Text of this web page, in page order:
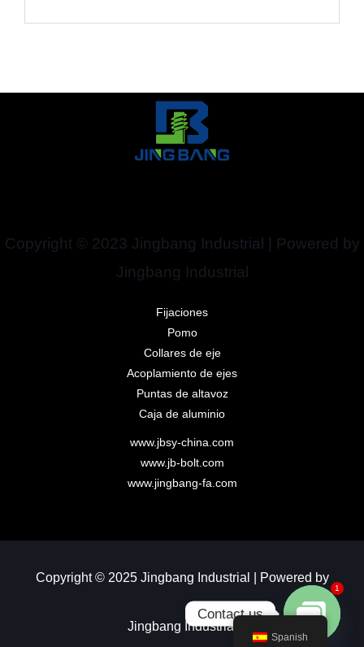
Copyright © 2023 Jingbang Industrial | Powered by
Jingbang Industrial
Fijaciones
Pomo
Collares de eje
Acoplamiento de ejes
Puntas de altavoz
Caja de aluminio
www.jbsy-china.com
www.jb-bolt.com
www.jingbang-fa.com
Copyright © 2025 Jingbang Industrial | Powered by
Jingbang Industrial
Spanish
Contact us
Open chaty
1